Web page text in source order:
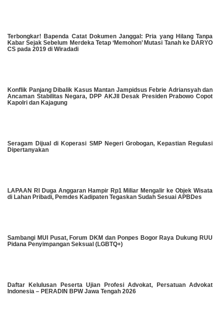
​Terbongkar! Bapenda Catat Dokumen Janggal: Pria yang Hilang Tanpa
Kabar Sejak Sebelum Merdeka Tetap ‘Memohon’ Mutasi Tanah ke DARYO
CS pada 2019 di Wiradadi
Konflik Panjang Dibalik Kasus Mantan Jampidsus Febrie Adriansyah dan
Ancaman Stabilitas Negara, DPP AKJII Desak Presiden Prabowo Copot
Kapolri dan Kajagung
Seragam Dijual di Koperasi SMP Negeri Grobogan, Kepastian Regulasi
Dipertanyakan
LAPAAN RI Duga Anggaran Hampir Rp1 Miliar Mengalir ke Objek Wisata
di Lahan Pribadi, Pemdes Kadipaten Tegaskan Sudah Sesuai APBDes
Sambangi MUI Pusat, Forum DKM dan Ponpes Bogor Raya Dukung RUU
Pidana Penyimpangan Seksual (LGBTQ+)
Daftar Kelulusan Peserta Ujian Profesi Advokat, Persatuan Advokat
Indonesia – PERADIN BPW Jawa Tengah 2026